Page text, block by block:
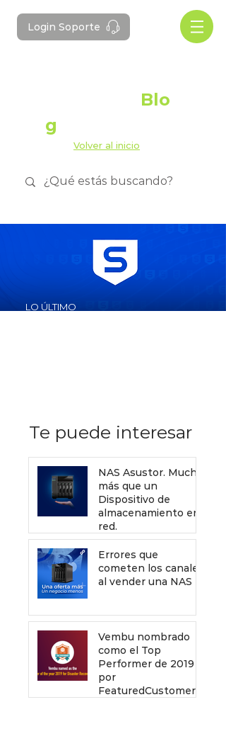
Login Soporte
Blo
g
Volver al inicio
LO ÚLTIMO
Te puede interesar
NAS Asustor. Mucho
más que un
Dispositivo de
almacenamiento en
red.
Errores que
cometen los canales
al vender una NAS
Vembu nombrado
como el Top
Performer de 2019
por
FeaturedCustomers